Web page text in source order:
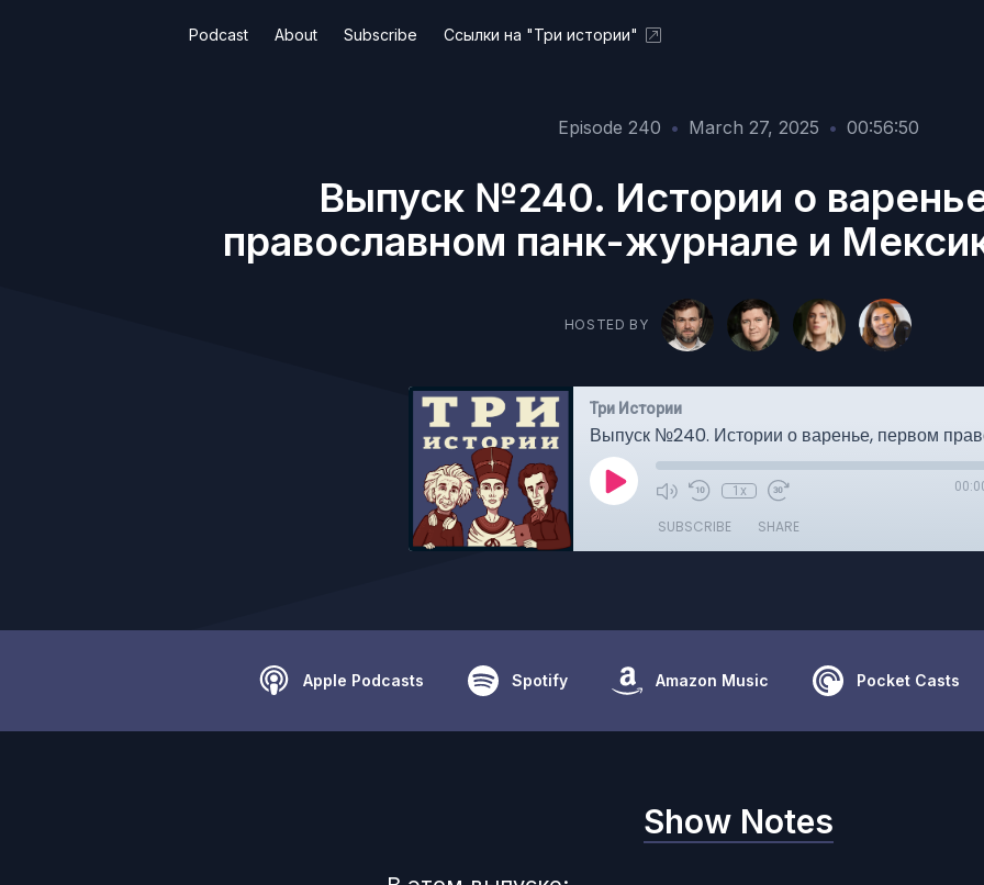
Podcast About Subscribe Ссылки на "Три истории"
Episode 240 • March 27, 2025 • 00:56:50
Выпуск №240. Истории о
православном панк-журнале и
HOSTED BY
Три Истории
1x
SUBSCRIBE SHARE
Apple Podcasts Spotify Amazon Music Pocket Casts
Show Notes